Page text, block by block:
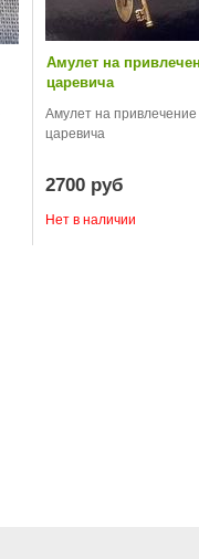
Амулет на
царевича
Амулет на привлечение
царевича
2700 руб
Нет в наличии